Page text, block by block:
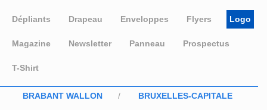
Dépliants Drapeau Enveloppes Flyers Logo
Magazine Newsletter Panneau Prospectus
T-Shirt
BRABANT WALLON BRUXELLES-CAPITALE